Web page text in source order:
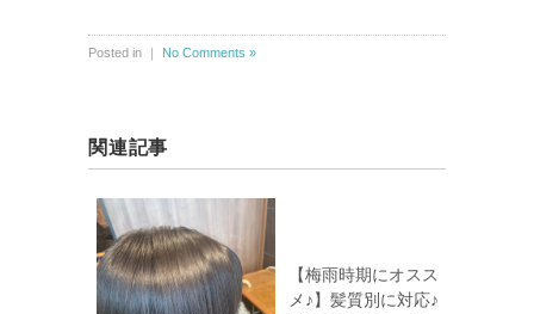
Posted in ｜ No Comments »
関連記事
【梅雨時期にオスス
メ♪】髪質別に対応♪